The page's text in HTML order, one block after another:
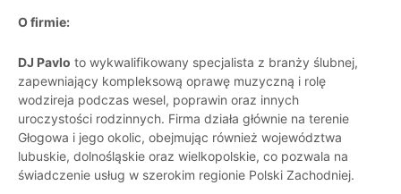
O firmie:
DJ Pavlo to wykwalifikowany specjalista z branży ślubnej,
zapewniający kompleksową oprawę muzyczną i rolę
wodzireja podczas wesel, poprawin oraz innych
uroczystości rodzinnych. Firma działa głównie na terenie
Głogowa i jego okolic, obejmując również województwa
lubuskie, dolnośląskie oraz wielkopolskie, co pozwala na
świadczenie usług w szerokim regionie Polski Zachodniej.